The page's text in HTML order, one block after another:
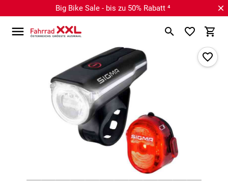
Big Bike Sale - bis zu 50% Rabatt ⁴